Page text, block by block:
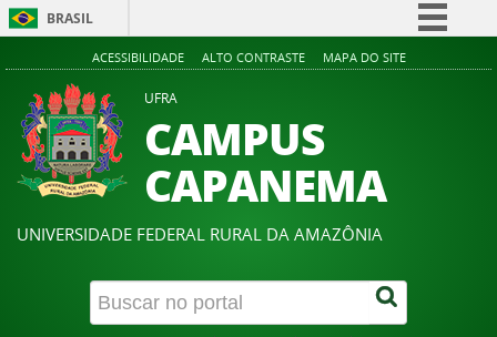
BRASIL
Simplifique!
Participe
Acesso à informação
Legislação
Canais
ACESSIBILIDADE ALTO CONTRASTE MAPA DO SITE
UFRA
CAMPUS
CAPANEMA
UNIVERSIDADE FEDERAL RURAL DA AMAZÔNIA